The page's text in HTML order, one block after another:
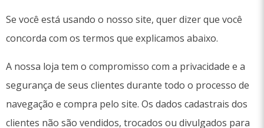
Se você está usando o nosso site, quer dizer que você
concorda com os termos que explicamos abaixo.
A nossa loja tem o compromisso com a privacidade e a
segurança de seus clientes durante todo o processo de
navegação e compra pelo site. Os dados cadastrais dos
clientes não são vendidos, trocados ou divulgados para